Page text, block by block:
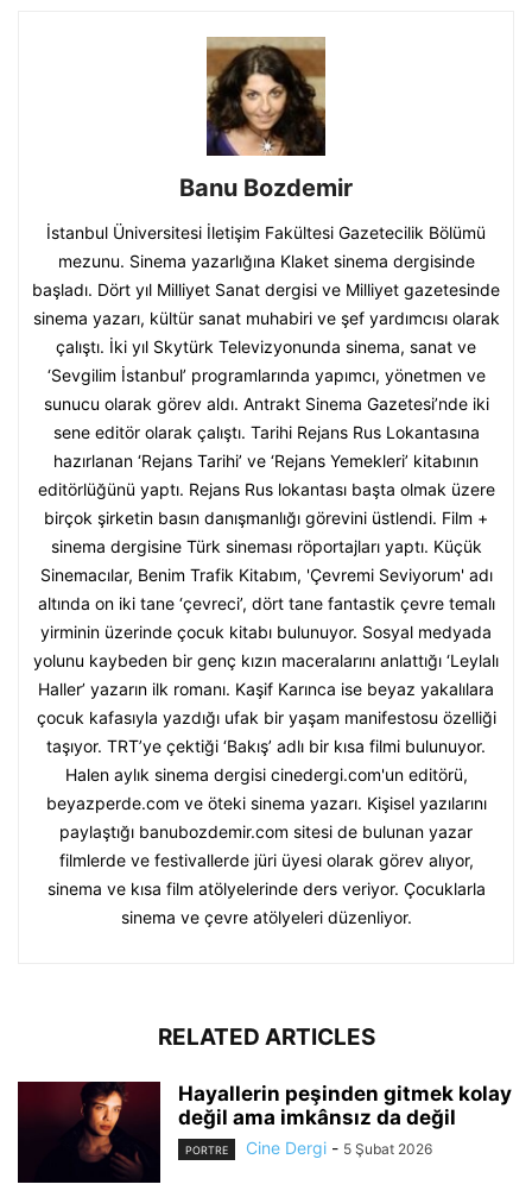
Banu Bozdemir
İstanbul Üniversitesi İletişim Fakültesi Gazetecilik Bölümü
mezunu. Sinema yazarlığına Klaket sinema dergisinde
başladı. Dört yıl Milliyet Sanat dergisi ve Milliyet gazetesinde
sinema yazarı, kültür sanat muhabiri ve şef yardımcısı olarak
çalıştı. İki yıl Skytürk Televizyonunda sinema, sanat ve
‘Sevgilim İstanbul’ programlarında yapımcı, yönetmen ve
sunucu olarak görev aldı. Antrakt Sinema Gazetesi’nde iki
sene editör olarak çalıştı. Tarihi Rejans Rus Lokantasına
hazırlanan ‘Rejans Tarihi’ ve ‘Rejans Yemekleri’ kitabının
editörlüğünü yaptı. Rejans Rus lokantası başta olmak üzere
birçok şirketin basın danışmanlığı görevini üstlendi. Film +
sinema dergisine Türk sineması röportajları yaptı. Küçük
Sinemacılar, Benim Trafik Kitabım, 'Çevremi Seviyorum' adı
altında on iki tane ‘çevreci’, dört tane fantastik çevre temalı
yirminin üzerinde çocuk kitabı bulunuyor. Sosyal medyada
yolunu kaybeden bir genç kızın maceralarını anlattığı ‘Leylalı
Haller’ yazarın ilk romanı. Kaşif Karınca ise beyaz yakalılara
çocuk kafasıyla yazdığı ufak bir yaşam manifestosu özelliği
taşıyor. TRT’ye çektiği ‘Bakış’ adlı bir kısa filmi bulunuyor.
Halen aylık sinema dergisi cinedergi.com'un editörü,
beyazperde.com ve öteki sinema yazarı. Kişisel yazılarını
paylaştığı banubozdemir.com sitesi de bulunan yazar
filmlerde ve festivallerde jüri üyesi olarak görev alıyor,
sinema ve kısa film atölyelerinde ders veriyor. Çocuklarla
sinema ve çevre atölyeleri düzenliyor.
RELATED ARTICLES
Hayallerin peşinden gitmek kolay
değil ama imkânsız da değil
PORTRE Cine Dergi - 5 Şubat 2026